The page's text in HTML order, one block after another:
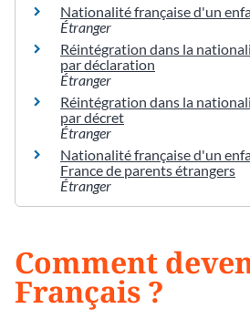
Nationalité française d'un
Étranger
Réintégration dans la
par déclaration
Étranger
Réintégration dans la
par décret
Étranger
Nationalité française d'un
France de parents étrangers
Étranger
Comment
Français ?